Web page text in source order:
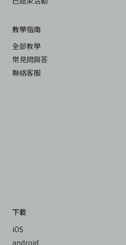
教學指南
全部教學
常見問與答
聯絡客服
下載
iOS
android